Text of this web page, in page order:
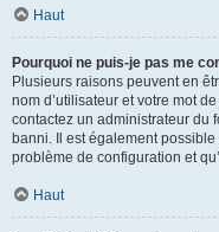
Haut
Pourquoi ne puis-je pas me
Plusieurs raisons peuvent en
nom d’utilisateur et votre mot
contactez un administrateur du
banni. Il est également
problème de configuration et
Haut